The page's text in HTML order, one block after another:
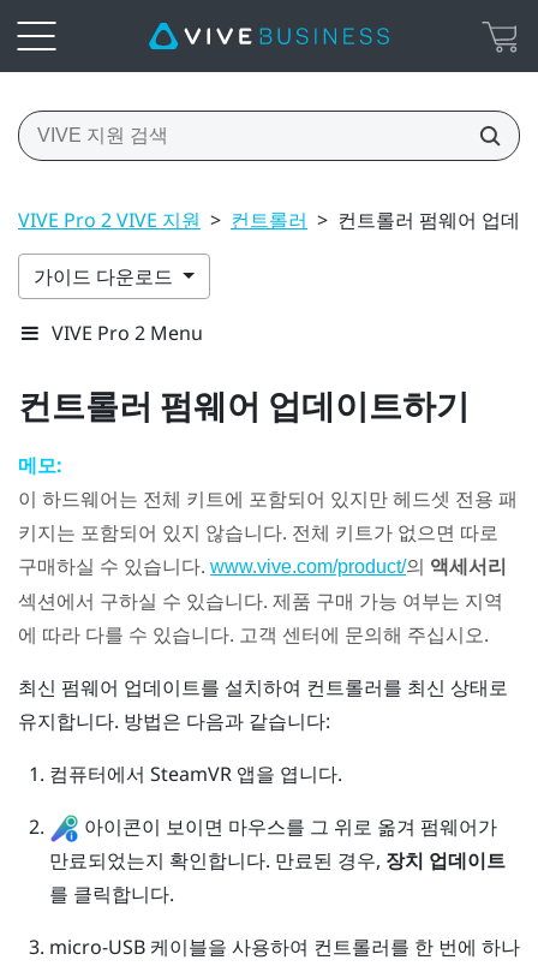
VIVE Pro 2 VIVE 지원 > 컨트롤러 > 컨트롤러 펌웨어 업데
가이드 다운로드
VIVE Pro 2 Menu
컨트롤러 펌웨어 업데이트하기
메모:
이 하드웨어는 전체 키트에 포함되어 있지만 헤드셋 전용 패
키지는 포함되어 있지 않습니다. 전체 키트가 없으면 따로
구매하실 수 있습니다. www.vive.com/product/의 액세서리
섹션에서 구하실 수 있습니다. 제품 구매 가능 여부는 지역
에 따라 다를 수 있습니다. 고객 센터에 문의해 주십시오.
최신 펌웨어 업데이트를 설치하여 컨트롤러를 최신 상태로
유지합니다. 방법은 다음과 같습니다:
컴퓨터에서 SteamVR앱을 엽니다.
아이콘이 보이면 마우스를 그 위로 옮겨 펌웨어가
만료되었는지 확인합니다. 만료된 경우, 장치 업데이트
를 클릭합니다.
micro-USB 케이블을 사용하여 컨트롤러를 한 번에 하나